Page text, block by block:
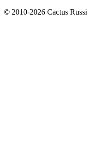
© 2010-2026 Cactus